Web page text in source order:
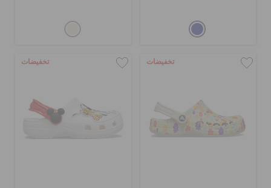
قائمة الامنيات
حالة الطلبية
تخفيضات تخفيضات